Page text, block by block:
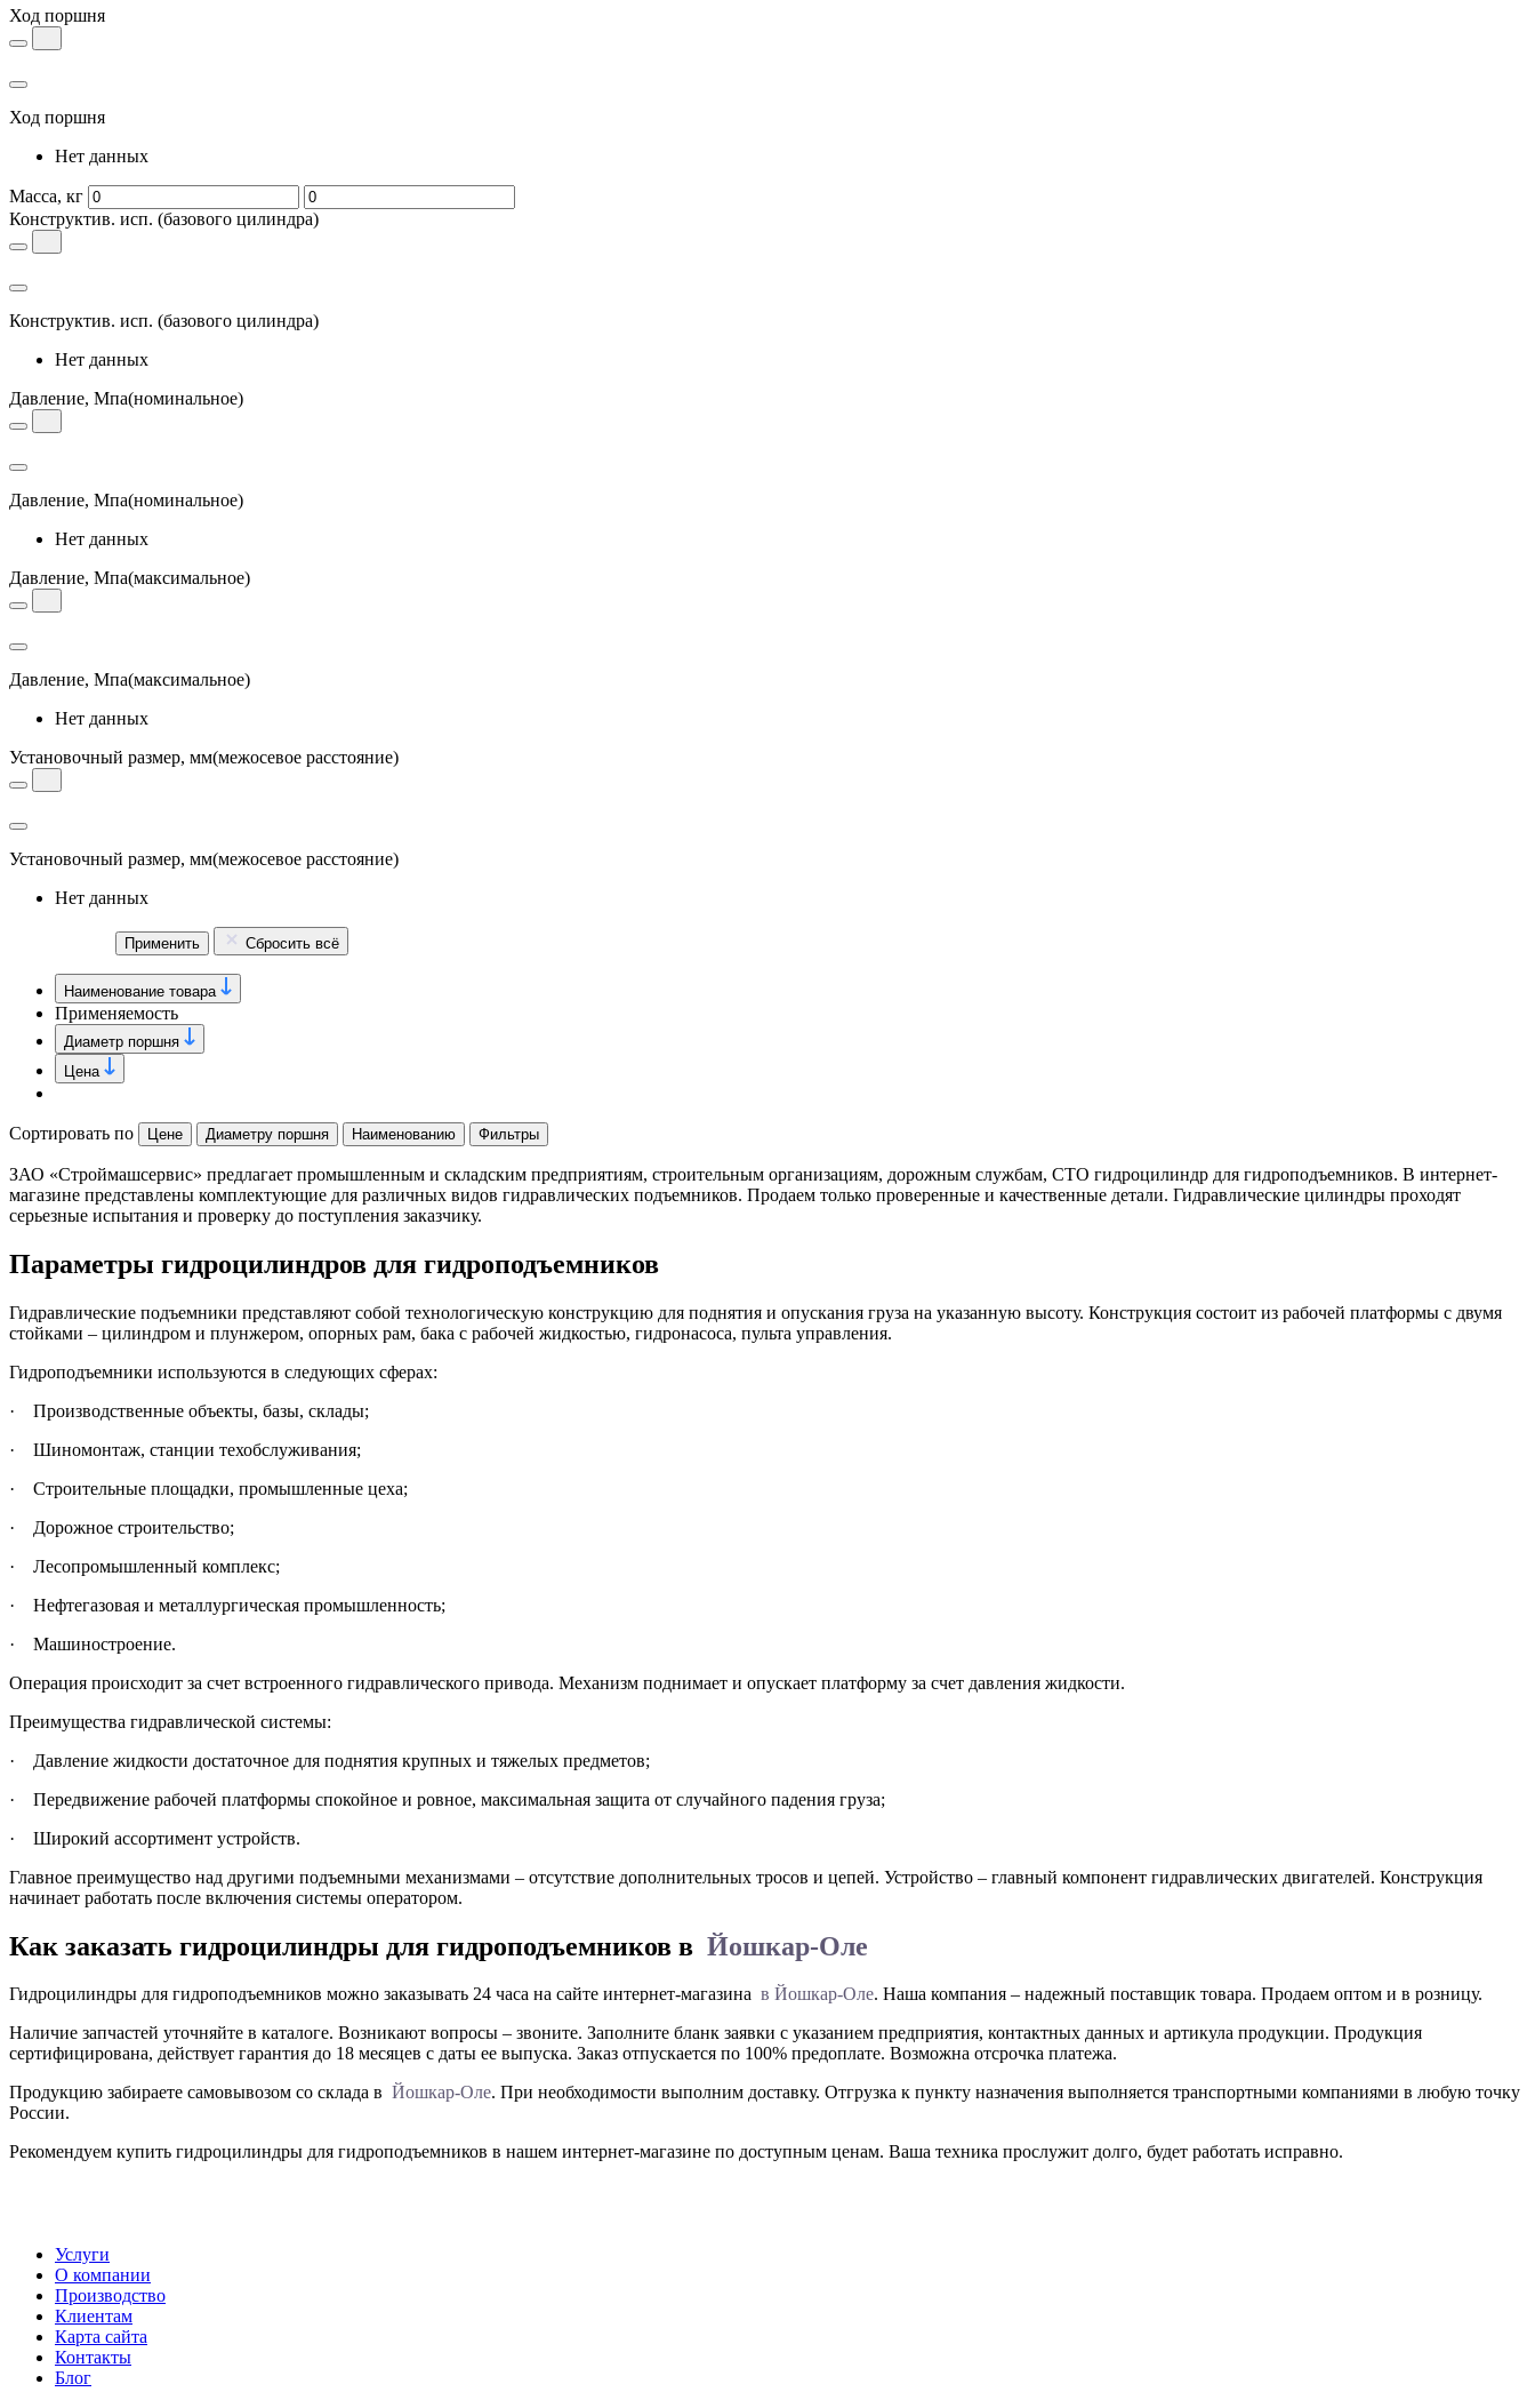
Ход поршня
Ход поршня
Нет данных
Масса, кг
Конструктив. исп. (базового цилиндра)
Конструктив. исп. (базового цилиндра)
Нет данных
Давление, Мпа(номинальное)
Давление, Мпа(номинальное)
Нет данных
Давление, Мпа(максимальное)
Давление, Мпа(максимальное)
Нет данных
Установочный размер, мм(межосевое расстояние)
Установочный размер, мм(межосевое расстояние)
Нет данных
Применить Сбросить всё
Наименование товара
Применяемость
Диаметр поршня
Цена
Сортировать по Цене Диаметру поршня Наименованию Фильтры
ЗАО «Строймашсервис» предлагает промышленным и складским предприятиям, строительным организациям, дорожным службам, СТО гидроцилиндр для гидроподъемников. В интернет-
магазине представлены комплектующие для различных видов гидравлических подъемников. Продаем только проверенные и качественные детали. Гидравлические цилиндры проходят
серьезные испытания и проверку до поступления заказчику.
Параметры гидроцилиндров для гидроподъемников
Гидравлические подъемники представляют собой технологическую конструкцию для поднятия и опускания груза на указанную высоту. Конструкция состоит из рабочей платформы с двумя
стойками – цилиндром и плунжером, опорных рам, бака с рабочей жидкостью, гидронасоса, пульта управления.
Гидроподъемники используются в следующих сферах:
· Производственные объекты, базы, склады;
· Шиномонтаж, станции техобслуживания;
· Строительные площадки, промышленные цеха;
· Дорожное строительство;
· Лесопромышленный комплекс;
· Нефтегазовая и металлургическая промышленность;
· Машиностроение.
Операция происходит за счет встроенного гидравлического привода. Механизм поднимает и опускает платформу за счет давления жидкости.
Преимущества гидравлической системы:
· Давление жидкости достаточное для поднятия крупных и тяжелых предметов;
· Передвижение рабочей платформы спокойное и ровное, максимальная защита от случайного падения груза;
· Широкий ассортимент устройств.
Главное преимущество над другими подъемными механизмами – отсутствие дополнительных тросов и цепей. Устройство – главный компонент гидравлических двигателей. Конструкция
начинает работать после включения системы оператором.
Как заказать гидроцилиндры для гидроподъемников в Йошкар-Оле
Гидроцилиндры для гидроподъемников можно заказывать 24 часа на сайте интернет-магазина в Йошкар-Оле. Наша компания – надежный поставщик товара. Продаем оптом и в розницу.
Наличие запчастей уточняйте в каталоге. Возникают вопросы – звоните. Заполните бланк заявки с указанием предприятия, контактных данных и артикула продукции. Продукция
сертифицирована, действует гарантия до 18 месяцев с даты ее выпуска. Заказ отпускается по 100% предоплате. Возможна отсрочка платежа.
Продукцию забираете самовывозом со склада в Йошкар-Оле. При необходимости выполним доставку. Отгрузка к пункту назначения выполняется транспортными компаниями в любую точку
России.
Рекомендуем купить гидроцилиндры для гидроподъемников в нашем интернет-магазине по доступным ценам. Ваша техника прослужит долго, будет работать исправно.
Услуги
О компании
Производство
Клиентам
Карта сайта
Контакты
Блог